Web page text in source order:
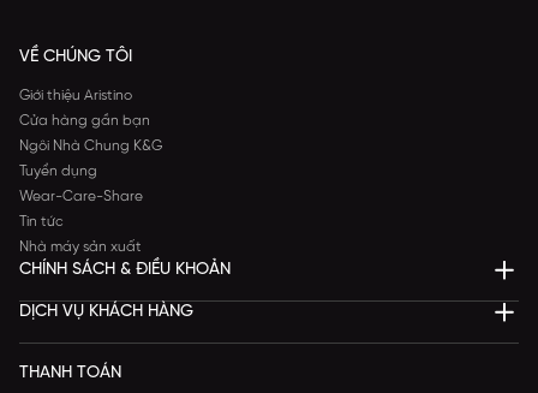
VỀ CHÚNG TÔI
Giới thiệu Aristino
Cửa hàng gần bạn
Ngôi Nhà Chung K&G
Tuyển dụng
Wear-Care-Share
Tin tức
Nhà máy sản xuất
CHÍNH SÁCH & ĐIỀU KHOẢN
DỊCH VỤ KHÁCH HÀNG
THANH TOÁN